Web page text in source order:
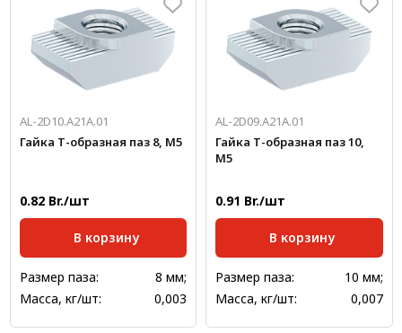
AL-2D10.A21A.01
Гайка Т-образная паз 8, М5
0.82 Br./шт
В корзину
Размер паза:
8 мм;
Масса, кг/шт:
0,003
AL-2D09.A21A.01
Гайка Т-образная паз 10,
М5
0.91 Br./шт
В корзину
Размер паза:
10 мм;
Масса, кг/шт:
0,007